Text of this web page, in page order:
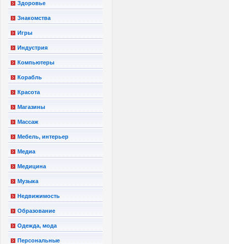
Здоровье
Знакомства
Игры
Индустрия
Компьютеры
Корабль
Красота
Магазины
Массаж
Мебель, интерьер
Медиа
Медицина
Музыка
Недвижимость
Образование
Одежда, мода
Персональные